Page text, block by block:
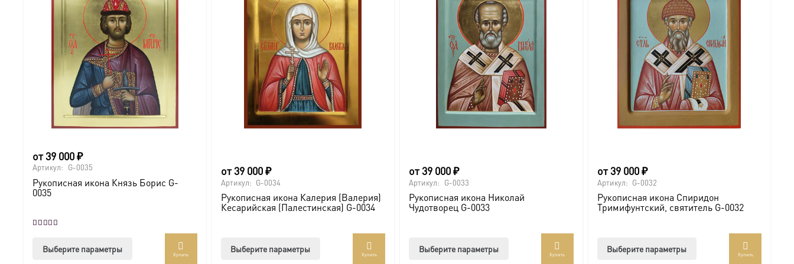
от39 000₽
Артикул: G-0035
Рукописная икона Князь Борис G-
0035
Выберите параметры
Купить
от39 000₽
Артикул: G-0034
Рукописная икона Калерия (Валерия)
Кесарийская (Палестинская) G-0034
Выберите параметры
Купить
от39 000₽
Артикул: G-0033
Рукописная икона Николай
Чудотворец G-0033
Выберите параметры
Купить
от39 000₽
Артикул: G-0032
Рукописная икона Спиридон
Тримифунтский, святитель G-0032
Выберите параметры
Купить